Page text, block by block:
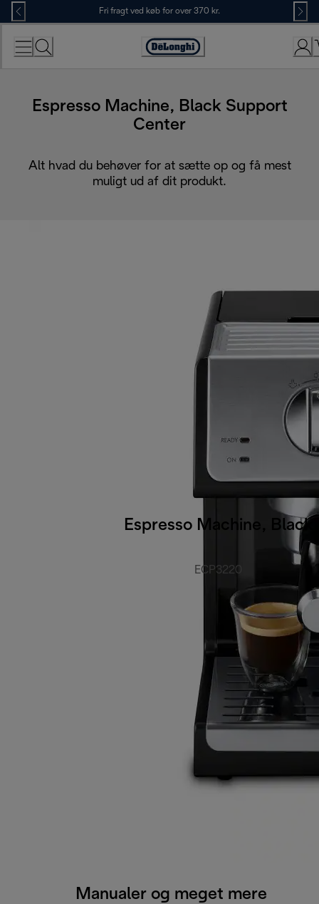
Skip
to
Content
Fri fragt ved køb for over 370 kr.
Accessibility
Espresso Machine, Black Support
Center
Alt hvad du behøver for at sætte op og få mest
muligt ud af dit produkt.
Espresso Machine, Black
ECP3220
Manualer og meget mere